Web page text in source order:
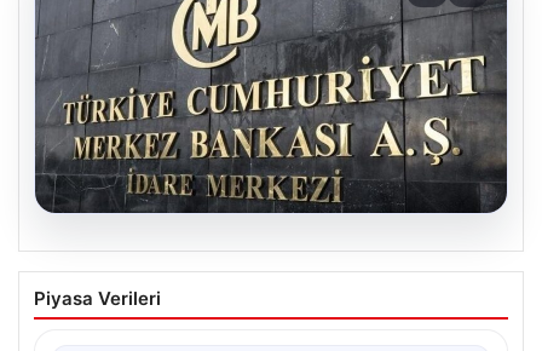
05.08.2026
Merkez Bankası faiz kararı ne zaman?
Ekonomistlerin nisan ayı faiz beklentisi
Piyasa Verileri